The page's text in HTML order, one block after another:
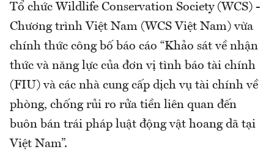
Tổ chức Wildlife Conservation Society (WCS) -
Chương trình Việt Nam (WCS Việt Nam) vừa
chính thức công bố báo cáo “Khảo sát về nhận
thức và năng lực của đơn vị tình báo tài chính
(FIU) và các nhà cung cấp dịch vụ tài chính về
phòng, chống rủi ro rửa tiền liên quan đến
buôn bán trái pháp luật động vật hoang dã tại
Việt Nam”.